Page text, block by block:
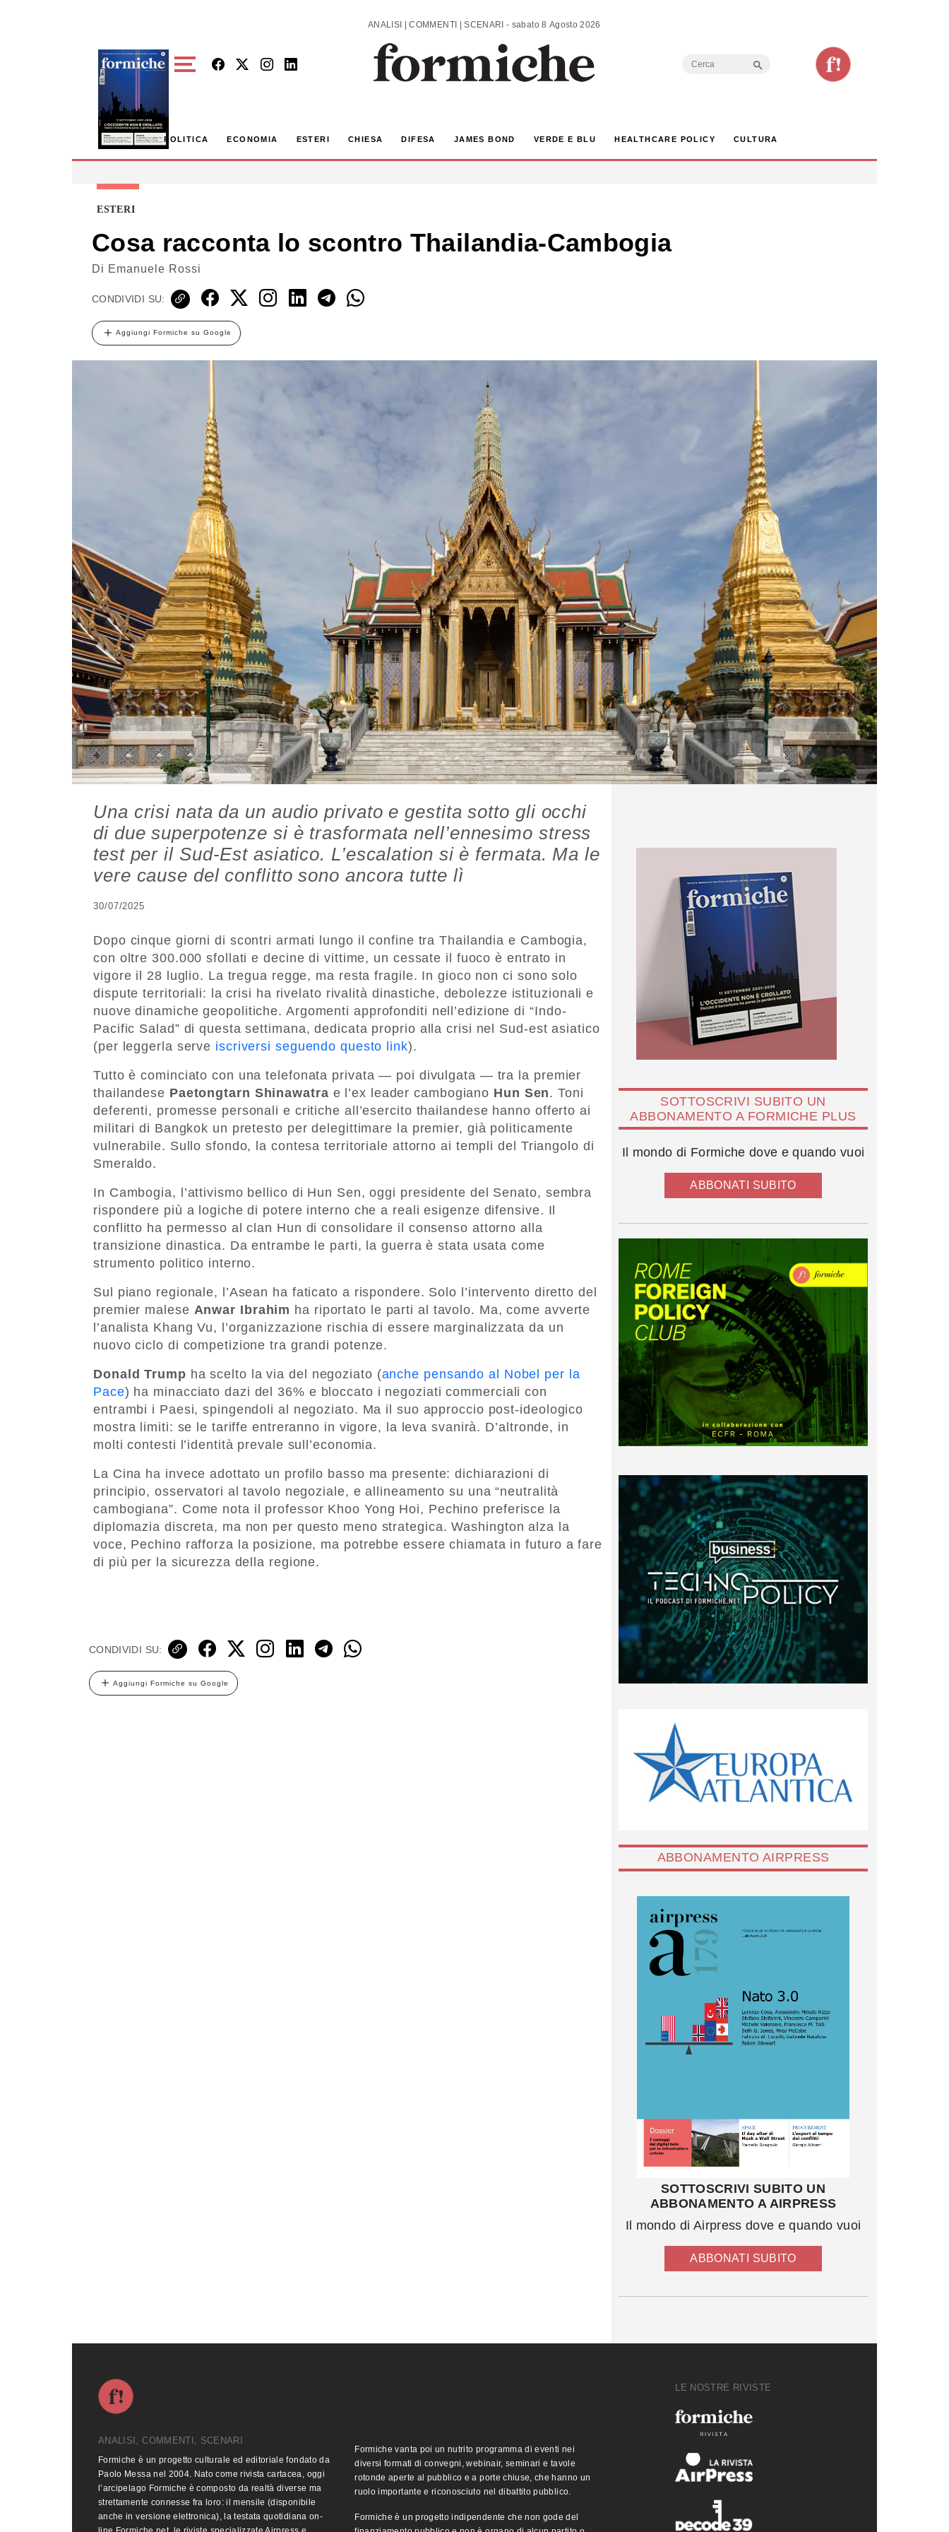
ANALISI | COMMENTI | SCENARI - sabato 8 Agosto 2026
Search
POLITICA ECONOMIA ESTERI CHIESA DIFESA JAMES BOND VERDE E BLU HEALTHCARE POLICY CULTURA
ESTERI
Cosa racconta lo scontro Thailandia-Cambogia
Di Emanuele Rossi
CONDIVIDI SU:
Aggiungi Formiche su Google
Una crisi nata da un audio privato e gestita sotto gli occhi
di due superpotenze si è trasformata nell’ennesimo stress
test per il Sud-Est asiatico. L’escalation si è fermata. Ma le
vere cause del conflitto sono ancora tutte lì
30/07/2025
Dopo cinque giorni di scontri armati lungo il confine tra Thailandia e Cambogia,
con oltre 300.000 sfollati e decine di vittime, un cessate il fuoco è entrato in
vigore il 28 luglio. La tregua regge, ma resta fragile. In gioco non ci sono solo
dispute territoriali: la crisi ha rivelato rivalità dinastiche, debolezze istituzionali e
nuove dinamiche geopolitiche. Argomenti approfonditi nell’edizione di “Indo-
Pacific Salad” di questa settimana, dedicata proprio alla crisi nel Sud-est asiatico
(per leggerla serve iscriversi seguendo questo link).
Tutto è cominciato con una telefonata privata — poi divulgata — tra la premier
thailandese Paetongtarn Shinawatra e l’ex leader cambogiano Hun Sen. Toni
deferenti, promesse personali e critiche all’esercito thailandese hanno offerto ai
militari di Bangkok un pretesto per delegittimare la premier, già politicamente
vulnerabile. Sullo sfondo, la contesa territoriale attorno ai templi del Triangolo di
Smeraldo.
In Cambogia, l’attivismo bellico di Hun Sen, oggi presidente del Senato, sembra
rispondere più a logiche di potere interno che a reali esigenze difensive. Il
conflitto ha permesso al clan Hun di consolidare il consenso attorno alla
transizione dinastica. Da entrambe le parti, la guerra è stata usata come
strumento politico interno.
Sul piano regionale, l’Asean ha faticato a rispondere. Solo l’intervento diretto del
premier malese Anwar Ibrahim ha riportato le parti al tavolo. Ma, come avverte
l’analista Khang Vu, l’organizzazione rischia di essere marginalizzata da un
nuovo ciclo di competizione tra grandi potenze.
Donald Trump ha scelto la via del negoziato (anche pensando al Nobel per la
Pace) ha minacciato dazi del 36% e bloccato i negoziati commerciali con
entrambi i Paesi, spingendoli al negoziato. Ma il suo approccio post-ideologico
mostra limiti: se le tariffe entreranno in vigore, la leva svanirà. D’altronde, in
molti contesti l’identità prevale sull’economia.
La Cina ha invece adottato un profilo basso ma presente: dichiarazioni di
principio, osservatori al tavolo negoziale, e allineamento su una “neutralità
cambogiana”. Come nota il professor Khoo Yong Hoi, Pechino preferisce la
diplomazia discreta, ma non per questo meno strategica. Washington alza la
voce, Pechino rafforza la posizione, ma potrebbe essere chiamata in futuro a fare
di più per la sicurezza della regione.
CONDIVIDI SU:
Aggiungi Formiche su Google
SOTTOSCRIVI SUBITO UN
ABBONAMENTO A FORMICHE PLUS
Il mondo di Formiche dove e quando vuoi
ABBONATI SUBITO
ABBONAMENTO AIRPRESS
SOTTOSCRIVI SUBITO UN
ABBONAMENTO A AIRPRESS
Il mondo di Airpress dove e quando vuoi
ABBONATI SUBITO
ANALISI, COMMENTI, SCENARI
Formiche è un progetto culturale ed editoriale fondato da
Paolo Messa nel 2004. Nato come rivista cartacea, oggi
l’arcipelago Formiche è composto da realtà diverse ma
strettamente connesse fra loro: il mensile (disponibile
anche in versione elettronica), la testata quotidiana on-
Formiche vanta poi un nutrito programma di eventi nei
diversi formati di convegni, webinair, seminari e tavole
rotonde aperte al pubblico e a porte chiuse, che hanno un
ruolo importante e riconosciuto nel dibattito pubblico.
Formiche è un progetto indipendente che non gode del
LE NOSTRE RIVISTE